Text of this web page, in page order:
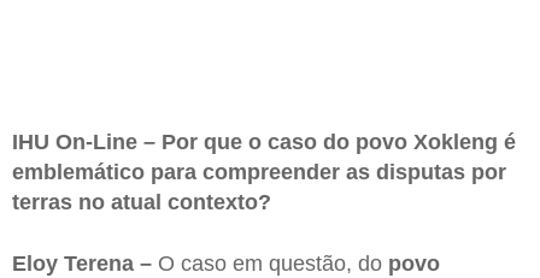
IHU On-Line – Por que o caso do povo Xokleng é
emblemático para compreender as disputas por
terras no atual contexto?
Eloy Terena – O caso em questão, do povo